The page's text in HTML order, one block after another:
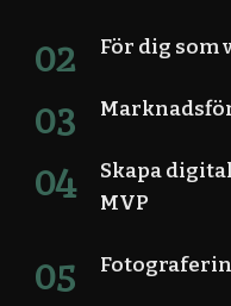
För dig som
Skapa
MVP